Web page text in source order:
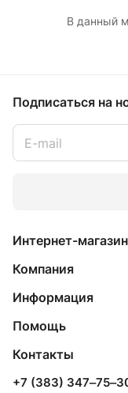
В данный
Подписаться на
Интернет-магазин
Компания
Информация
Помощь
Контакты
+7 (383)